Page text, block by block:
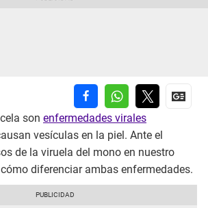
son enfermedades virales
vesículas en la piel. Ante el
de la viruela del mono en nuestro
diferenciar ambas enfermedades.